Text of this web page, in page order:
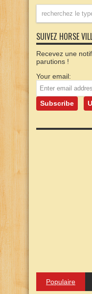
SUIVEZ HORSE
Recevez une
parutions !
Your email:
Populaire